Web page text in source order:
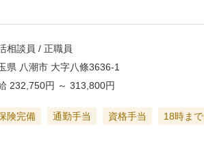
相談員 / 正職員
県 八潮市 大字八條3636-1
232,750円 ～313,800円
険完備 通勤手当 資格手当 18時ま